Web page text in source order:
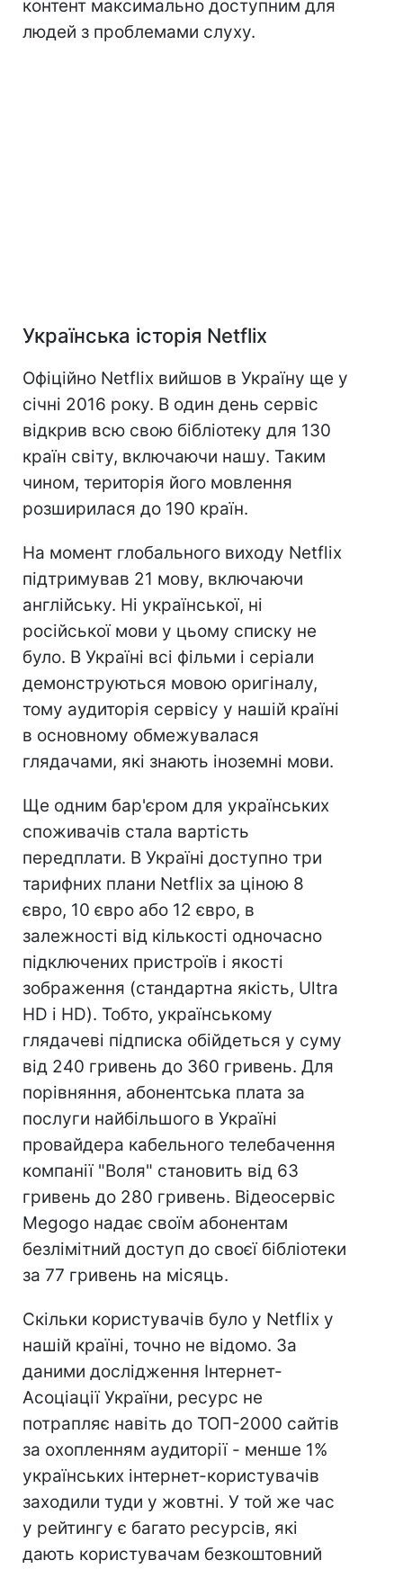
контент максимально доступним для
людей з проблемами слуху.
Українська історія Netflix
Офіційно Netflix вийшов в Україну ще у
січні 2016 року. В один день сервіс
відкрив всю свою бібліотеку для 130
країн світу, включаючи нашу. Таким
чином, територія його мовлення
розширилася до 190 країн.
На момент глобального виходу Netflix
підтримував 21 мову, включаючи
англійську. Ні української, ні
російської мови у цьому списку не
було. В Україні всі фільми і серіали
демонструються мовою оригіналу,
тому аудиторія сервісу у нашій країні
в основному обмежувалася
глядачами, які знають іноземні мови.
Ще одним бар'єром для українських
споживачів стала вартість
передплати. В Україні доступно три
тарифних плани Netflix за ціною 8
євро, 10 євро або 12 євро, в
залежності від кількості одночасно
підключених пристроїв і якості
зображення (стандартна якість, Ultra
HD і HD). Тобто, українському
глядачеві підписка обійдеться у суму
від 240 гривень до 360 гривень. Для
порівняння, абонентська плата за
послуги найбільшого в Україні
провайдера кабельного телебачення
компанії "Воля" становить від 63
гривень до 280 гривень. Відеосервіс
Megogo надає своїм абонентам
безлімітний доступ до своєї бібліотеки
за 77 гривень на місяць.
Скільки користувачів було у Netflix у
нашій країні, точно не відомо. За
даними дослідження Інтернет-
Асоціації України, ресурс не
потрапляє навіть до ТОП-2000 сайтів
за охопленням аудиторії - менше 1%
українських інтернет-користувачів
заходили туди у жовтні. У той же час
у рейтингу є багато ресурсів, які
дають користувачам безкоштовний